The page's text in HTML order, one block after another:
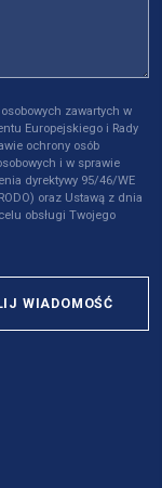
zawartych w
Europejskiego i Rady
ochrony osób
i w sprawie
dyrektywy 95/46/WE
oraz Ustawą z dnia
obsługi Twojego
WIADOMOŚĆ